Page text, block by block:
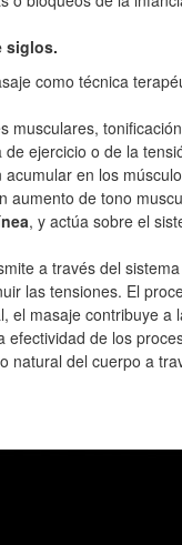
siglos.
como técnica
musculares,
ejercicio o de la
en los
aumento de tono
, y actúa sobre el
a través del
las tensiones. El
el masaje contribuye a
de los
natural del cuerpo a